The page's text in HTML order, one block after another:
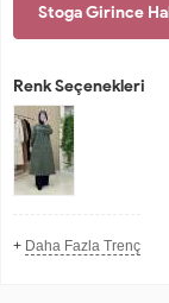
Stoga Girince
Renk Seçenekleri
+ Daha Fazla Trenç